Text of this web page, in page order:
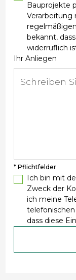
Bauprojekte
Verarbeitung
bekannt,
widerruflich
Ihr Anliegen
* Pflichtfelder
Ich bin mit
Zweck der
ich meine
dass diese